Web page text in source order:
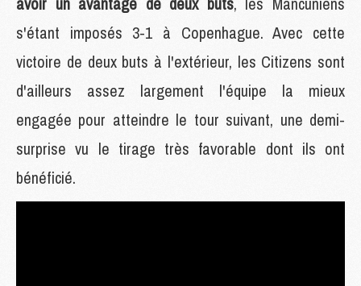
s'étant imposés 3-1 à Copenhague. Avec cette
victoire de deux buts à l'extérieur, les Citizens sont
d'ailleurs assez largement l'équipe la mieux
engagée pour atteindre le tour suivant, une demi-
surprise vu le tirage très favorable dont ils ont
bénéficié.